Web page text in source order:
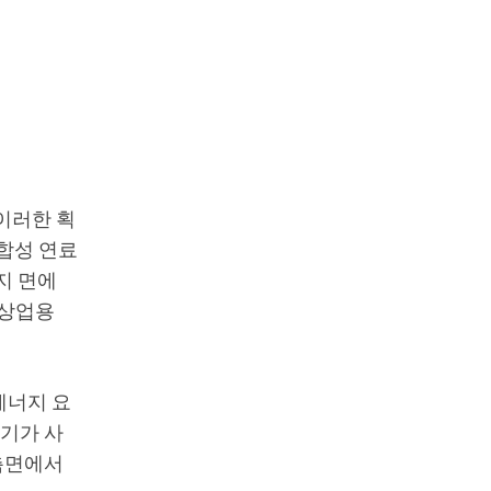
러한 획
성 연료
면에
업용
너지 요
가 사
에서